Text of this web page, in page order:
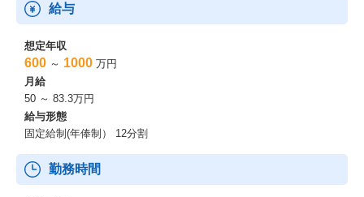
給与
想定年収
600 ～ 1000 万円
月給
50 ～ 83.3万円
給与形態
固定給制(年俸制） 12分割
勤務時間